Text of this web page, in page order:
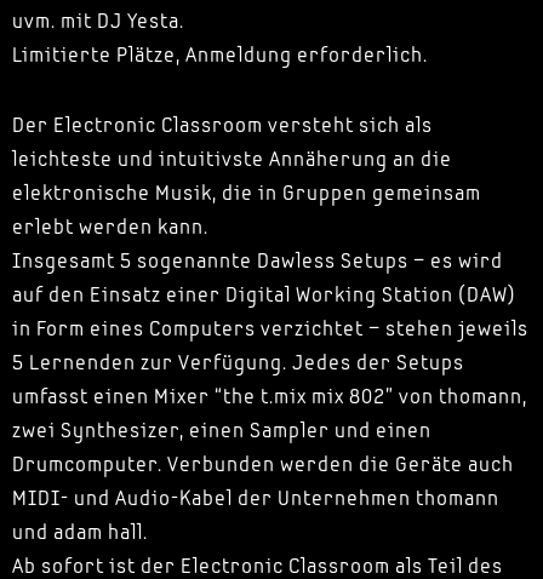
uvm. mit DJ Yesta.
Limitierte Plätze, Anmeldung erforderlich.
Der Electronic Classroom versteht sich als
leichteste und intuitivste Annäherung an die
elektronische Musik, die in Gruppen gemeinsam
erlebt werden kann.
Insgesamt 5 sogenannte Dawless Setups – es wird
auf den Einsatz einer Digital Working Station (DAW)
in Form eines Computers verzichtet – stehen jeweils
5 Lernenden zur Verfügung. Jedes der Setups
umfasst einen Mixer “the t.mix mix 802” von thomann,
zwei Synthesizer, einen Sampler und einen
Drumcomputer. Verbunden werden die Geräte auch
MIDI- und Audio-Kabel der Unternehmen thomann
und adam hall.
Ab sofort ist der Electronic Classroom als Teil des